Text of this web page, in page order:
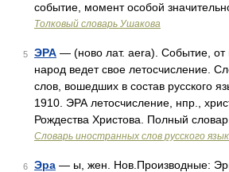
событие, момент особой
Толковый словарь Ушакова
5 ЭРА — (ново лат. aera). Событие, от
народ ведет свое летосчисление.
слов, вошедших в состав русского
1910. ЭРА летосчисление, нпр.,
Рождества Христова. Полный
Словарь иностранных слов русского
6 Эра — ы, жен. Нов.Производные: